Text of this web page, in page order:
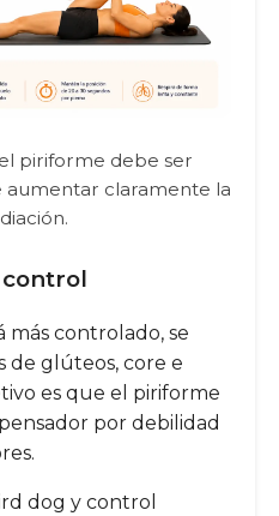
piriforme debe ser
aumentar claramente la
control
más controlado, se
de glúteos, core e
es que el piriforme
por debilidad
dog y control